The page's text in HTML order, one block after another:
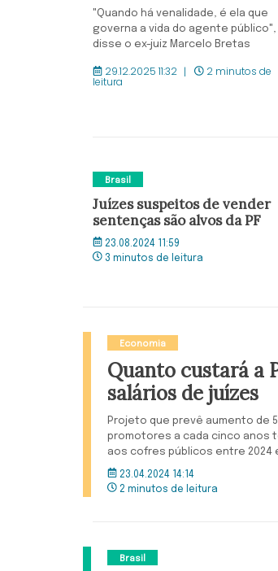
"Quando há venalidade, é ela que
governa a vida do agente público",
disse o ex-juiz Marcelo Bretas
29.12.2025 11:32 2 minutos de
leitura
Brasil
Juízes suspeitos de vender
sentenças são alvos da PF
23.08.2024 11:59
3 minutos de leitura
Economia
Quanto custará a
salários de juízes
Projeto que prevê aumento de
promotores a cada cinco anos
aos cofres públicos entre 2024
23.04.2024 14:14
2 minutos de leitura
Brasil